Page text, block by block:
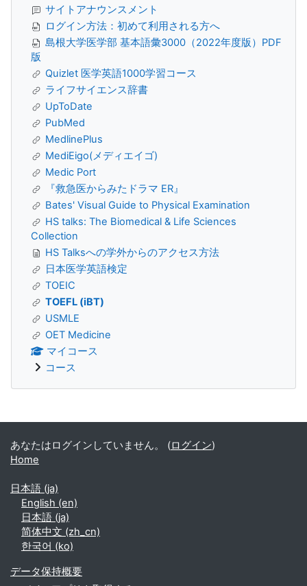
サイトアナウンスメント
ログイン方法：初めて利用される方へ
島根大学医学部 基本語彙3000（2022年度版）PDF
版
Quizlet 医学英語1000学習コース
ライフサイエンス辞書
UpToDate
PubMed
MedlinePlus
MediEigo(メディエイゴ)
Medic Port
『救急医からみたドラマ ER』
Bates' Visual Guide to Physical Examination
HS talks: The Biomedical & Life Sciences
Collection
HS Talksへの学外からのアクセス方法
日本医学英語検定
TOEIC
TOEFL (iBT)
USMLE
OET Medicine
マイコース
コース
補助ブロック
あなたはログインしていません。 (ログイン)
Home
日本語 ‎(ja)‎
English ‎(en)‎
日本語 ‎(ja)‎
简体中文 ‎(zh_cn)‎
한국어 ‎(ko)‎
データ保持概要